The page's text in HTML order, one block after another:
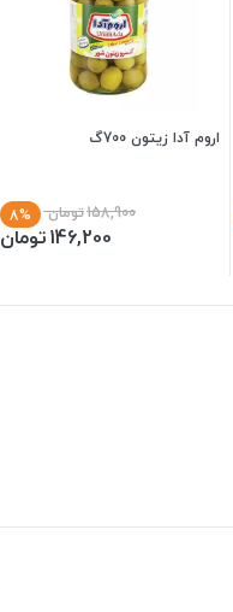
اروم آدا زیتون 700گ
158,900تومان 8%
146,200تومان